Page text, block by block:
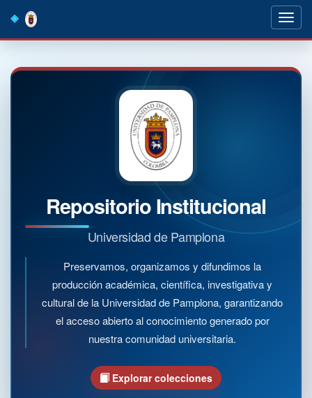
navigation
Repositorio Institucional
Universidad de Pamplona
Preservamos, organizamos y difundimos la
producción académica, científica, investigativa y
cultural de la Universidad de Pamplona, garantizando
el acceso abierto al conocimiento generado por
nuestra comunidad universitaria.
Explorar colecciones